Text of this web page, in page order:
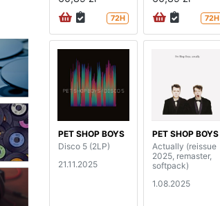
72H 72H
PET SHOP BOYS
Disco 5 (2LP)
21.11.2025
PET SHOP BOYS
Actually (reissue
2025, remaster,
softpack)
1.08.2025